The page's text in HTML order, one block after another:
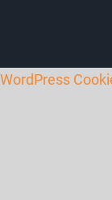
WordPress